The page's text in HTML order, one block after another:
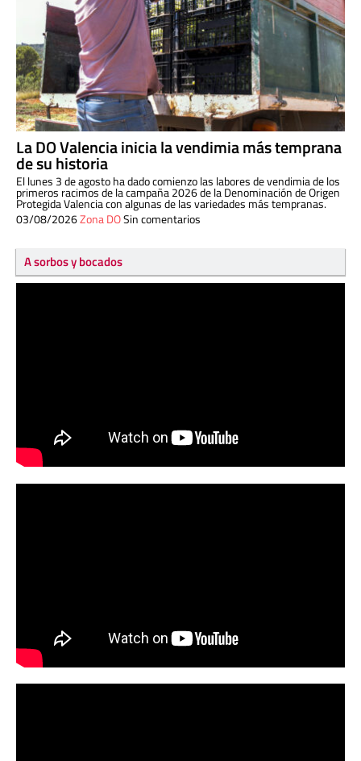
La DO Valencia inicia la vendimia más temprana
de su historia
El lunes 3 de agosto ha dado comienzo las labores de vendimia de los
primeros racimos de la campaña 2026 de la Denominación de Origen
Protegida Valencia con algunas de las variedades más tempranas.
03/08/2026Zona DOSin comentarios
A sorbos y bocados